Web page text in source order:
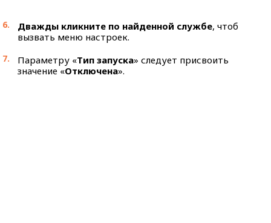
Дважды кликните по найденной службе, чтоб
вызвать меню настроек.
Параметру «Тип запуска» следует присвоить
значение «Отключена».